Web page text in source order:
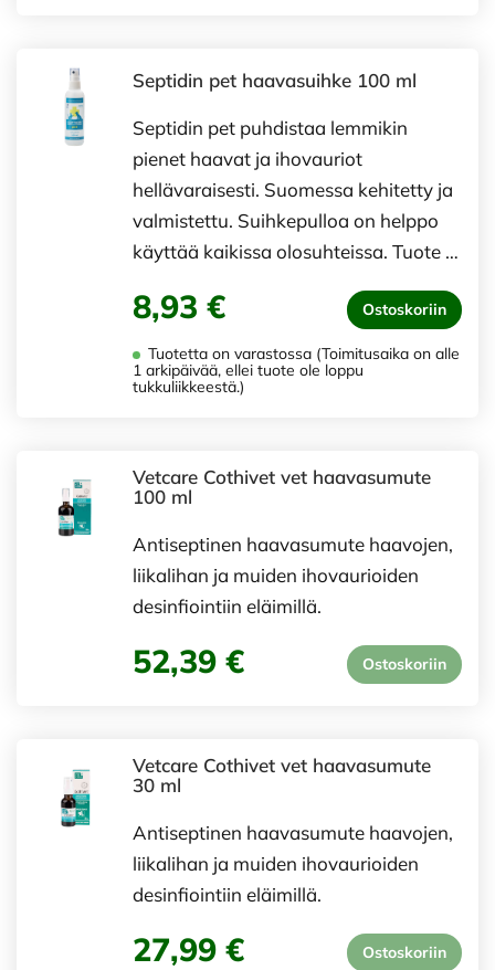
Septidin pet haavasuihke 100 ml
Septidin pet puhdistaa lemmikin
pienet haavat ja ihovauriot
hellävaraisesti. Suomessa kehitetty ja
valmistettu. Suihkepulloa on helppo
käyttää kaikissa olosuhteissa. Tuote …
8,93 € Ostoskoriin
Tuotetta on varastossa (Toimitusaika on alle
1 arkipäivää, ellei tuote ole loppu
tukkuliikkeestä.)
Vetcare Cothivet vet haavasumute
100 ml
Antiseptinen haavasumute haavojen,
liikalihan ja muiden ihovaurioiden
desinfiointiin eläimillä.
52,39 € Ostoskoriin
Vetcare Cothivet vet haavasumute
30 ml
Antiseptinen haavasumute haavojen,
liikalihan ja muiden ihovaurioiden
desinfiointiin eläimillä.
27,99 € Ostoskoriin